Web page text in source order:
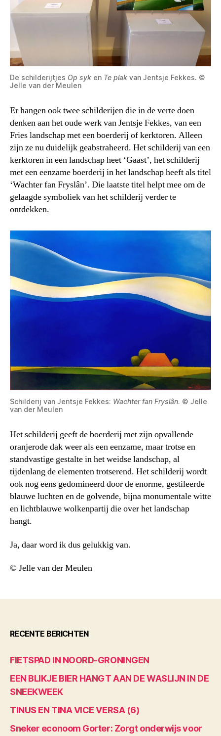
De schilderijtjes Op syk en Te plak van Jentsje Fekkes. ©
Jelle van der Meulen
Er hangen ook twee schilderijen die in de verte doen
denken aan het oude werk van Jentsje Fekkes, van een
Fries landschap met een boerderij of kerktoren. Alleen
zijn ze nu duidelijk geabstraheerd. Het schilderij van een
kerktoren in een landschap heet ‘Gaast’, het schilderij
met een eenzame boerderij in het landschap heeft als titel
‘Wachter fan Fryslân’. Die laatste titel helpt mee om de
gelaagde symboliek van het schilderij verder te
ontdekken.
Schilderij van Jentsje Fekkes: Wachter fan Fryslân. © Jelle
van der Meulen
Het schilderij geeft de boerderij met zijn opvallende
oranjerode dak weer als een eenzame, maar trotse en
standvastige gestalte in het weidse landschap, al
tijdenlang de elementen trotserend. Het schilderij wordt
ook nog eens gedomineerd door de enorme, gestileerde
blauwe luchten en de golvende, bijna monumentale witte
en lichtblauwe wolkenpartij die over het landschap
hangt.
Ja, daar word ik dus gelukkig van.
© Jelle van der Meulen
RECENTE BERICHTEN
FIETSPAD IN NOORD-GRONINGEN
EEN BLIKJE BIER HANGT AAN DE WASLIJN IN DE
SNEEKWEEK
TINUS EN TINA VICE VERSA (6)
Sneker econoom Gorter: Zorgt onderwijs voor